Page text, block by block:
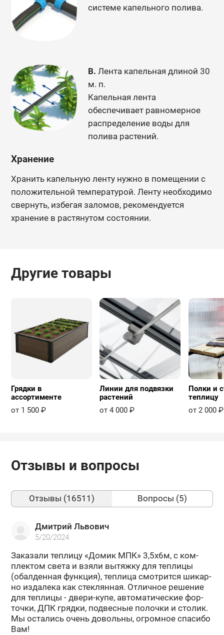
системе капельного полива.
В. Лента капельная длиной 30
м. п.
Капельная лента
обеспечивает равномерное
распределение воды для
полива растений.
Хранение
Хранить капельную ленту нужно в помещении с
положительной температурой. Ленту необходимо
свернуть, избегая заломов, рекомендуется
хранение в растянутом состоянии.
Другие товары
Грядки в
ассортименте
от 1 500 ₽
Линии для подвязки
растений
от 4 000 ₽
Полки и
теплицу
от 2 000 ₽
Отзывы и вопросы
Отзывы (16511) Вопросы (5)
Дмитрий Львович
5/20/2024
За­ка­за­ли теп­ли­цу «Домик МПК» 3,5х6м, с ком­
плек­том света и взяли вы­тяж­ку для теп­ли­цы
(обал­ден­ная функ­ция), теп­ли­ца смот­рит­ся ши­кар­
но из­да­ле­ка как стек­лян­ная. От­лич­ное ре­ше­ние
для теп­ли­цы - двери-​купе, ав­то­ма­ти­че­ские фор­
точ­ки, ДПК гряд­ки, под­вес­ные по­лоч­ки и сто­лик.
Мы оста­лись очень до­воль­ны, огром­ное спа­си­бо
Вам!